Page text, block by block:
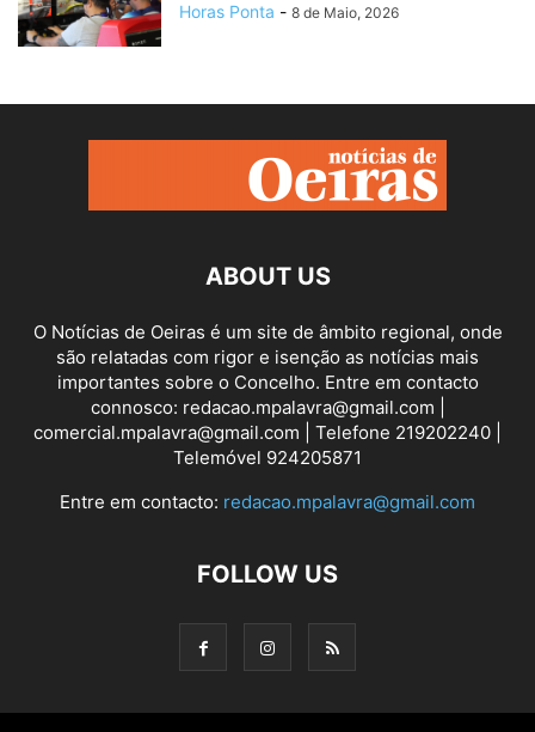
Horas Ponta - 8 de Maio, 2026
ABOUT US
O Notícias de Oeiras é um site de âmbito regional, onde
são relatadas com rigor e isenção as notícias mais
importantes sobre o Concelho. Entre em contacto
connosco: redacao.mpalavra@gmail.com |
comercial.mpalavra@gmail.com | Telefone 219202240 |
Telemóvel 924205871
Entre em contacto: redacao.mpalavra@gmail.com
FOLLOW US